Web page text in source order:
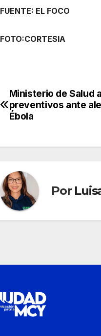
FUENTE: EL FOCO
FOTO:CORTESIA
Navegación
de
Ministerio de Salud
preventivos ante
Ébola
Por